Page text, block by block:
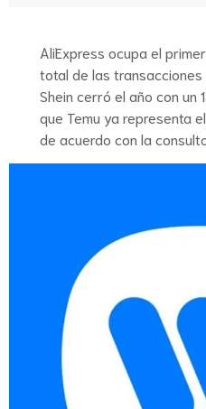
AliExpress ocupa el
total de las
Shein cerró el año con un
que Temu ya representa
de acuerdo con la